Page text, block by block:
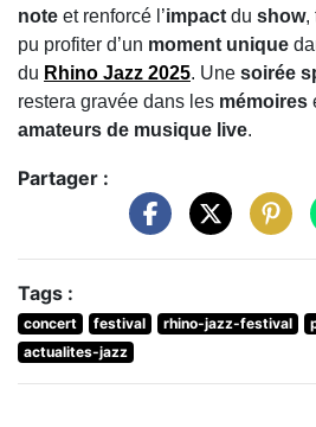
note et renforcé l’impact du show,
pu profiter d’un moment unique
du Rhino Jazz 2025. Une soirée
restera gravée dans les mémoires
amateurs de musique live.
Partager :
Tags :
concert festival rhino-jazz-festival
actualites-jazz